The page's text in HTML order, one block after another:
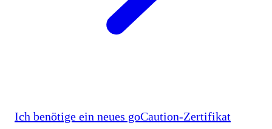
Ich benötige ein neues goCaution-Zertifikat